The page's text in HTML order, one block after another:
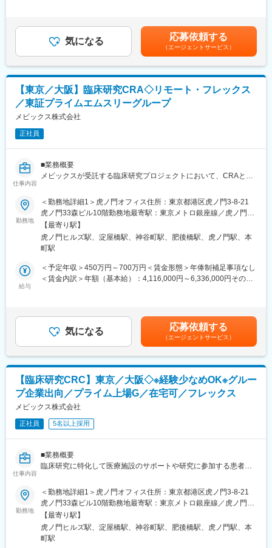
社長との距離が近く社員のアイデアを重要視する雰囲気です。社
員からの声をしっかり制度化し、福利厚生の改善も積極的に行い
富な実績をもつプロフェッショナルたちです。2022年にケアネッ
トグループの傘下に入りました。これまで以上に製薬企業や医療
機関とのパイプが強くなり、グループ内での相乗効果を高めてま
いります。今後はグループ内の製薬企業（株式会社LinDo）の開
発部門を担い、メガファーマからの受託/派遣との二本柱でサービ
スを提供していく予定です。
変更の範囲：会社の定める業務
会との協議・連携
■同社の魅力： 2005年に設立した派遣型＋受託型のハイブリッド
CROで、現在は派遣7：3受託の割合となっています。現在受託案
件も右肩上がりで増加中。
る可能性があります。月給(月額)は固定手当を含めた表記です。
気になる 応募依頼する
（エージェントサービス）
【東京／大阪】臨床研究CRA◇リモート・フレックス
／東証プライムエムスリーグループ
メビックス株式会社
正社員
仕事内容
■業務概要
メビックスが受託する臨床研究プロジェクトにおいて、CRAとし
■職務内容
モニタリング業務全般
・ 施設要件調査，試験担当医師要件調査
・ 施設契約手続き
・ IRB申請資料作成補助
・ スタートアップミーティング
・ クエリ対応
・ SDV
■ポジション魅力（★臨床研究CRAという存在★
臨床研究は治験に比べて運用の自由度が高く、プロジェクトリー
ップアップできるキャリアパスをご用意しています（20代でプロ
ジェクトリーダーの事例複数あり）。
※CRA → サブリーダー → PL
ーとしてつく体制なので安心）
ウェアラブル、画像AI、アプリ等のデジタル案件や、希少疾患・
探索研究など臨床現場直結のテーマが増加。
ることができます。
変更の範囲：会社の定める業務
勤務地
＜勤務地詳細1＞虎ノ門オフィス住所：東京都港区虎ノ門3-8-21
虎ノ門33森ビル10階勤務地最寄駅：東京メトロ銀座線／虎ノ門駅
受動喫煙対策：屋内全面禁煙＜勤務地詳細2＞大阪オフィス住所：
大阪府大阪市中央区平野町3-6-1 あいおいニッセイ同和損保御堂筋
ビル9階勤務地最寄駅：京阪本線・地下鉄御堂筋線／淀屋橋駅受動
ートワーク含む）
【最寄り駅】
虎ノ門ヒルズ駅、淀屋橋駅、神谷町駅、肥後橋駅、虎ノ門駅、本
町駅
給与
＜予定年収＞450万円～700万円＜賃金形態＞年俸制補足事項なし
＜賃金内訳＞年額（基本給）：4,116,000円～6,336,000円その他
（一律手当を含む）＜昇給有無＞有＜残業手当＞有＜給与補足＞※
基本給に加え、外勤手当の支給があります。（月額固定20,000
円）※基本給に加え、賞与の支給があります。（年2回、業績に連
動）※給与詳細は、選考結果・経験・前職年収に応じて決定しま
す。賃金はあくまでも目安の金額であり、選考を通じて上下する
可能性があります。月給(月額)は固定手当を含めた表記です。
気になる 応募依頼する
（エージェントサービス）
【臨床研究CRC】東京／大阪◇※経験少なめOK※グルー
プ企業出向／プライム上場G／在宅可／フレックス
メビックス株式会社
正社員 5名以上採用
仕事内容
■業務概要
臨床研究に特化して医療施設のサポートや研究に参加する患者さ
に出ている薬や医療機器の可能性に繋がるエビデンス創出の他、
AIやウェアラブルデバイス等新しい技術を用いたエビデンス創出
もあります
■職務内容
・臨床研究支援に向けた医師や医療機関のスタッフと調整
勤務地
＜勤務地詳細1＞虎ノ門オフィス住所：東京都港区虎ノ門3-8-21
虎ノ門33森ビル10階勤務地最寄駅：東京メトロ銀座線／虎ノ門駅
受動喫煙対策：屋内全面禁煙＜勤務地詳細2＞大阪オフィス住所：
大阪府大阪市中央区平野町3-6-1 あいおいニッセイ同和損保御堂筋
ビル9階勤務地最寄駅：京阪本線・地下鉄御堂筋線／淀屋橋駅受動
【最寄り駅】
虎ノ門ヒルズ駅、淀屋橋駅、神谷町駅、肥後橋駅、虎ノ門駅、本
町駅